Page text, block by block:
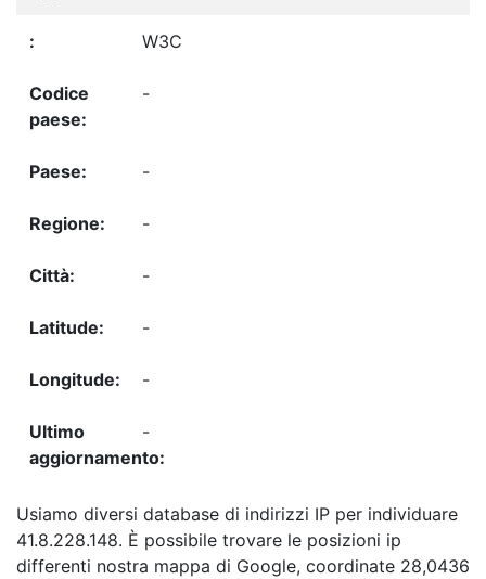
W3C
-
-
-
-
-
-
-
Usiamo diversi database di indirizzi IP per individuare
41.8.228.148. È possibile trovare le posizioni ip
differenti nostra mappa di Google, coordinate 28,0436